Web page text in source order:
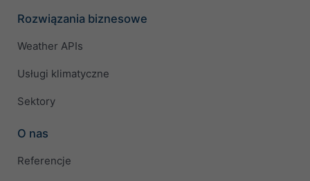
Rozwiązania biznesowe
Weather APIs
Usługi klimatyczne
Sektory
O nas
Referencje